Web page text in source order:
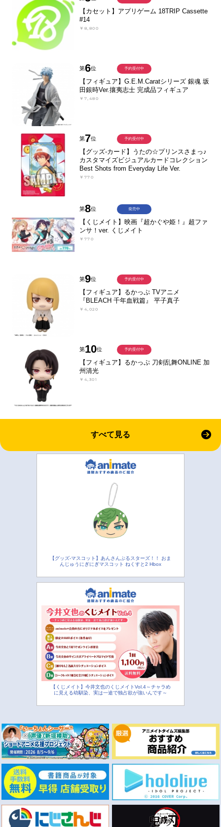
【カセット】アプリゲーム 18TRIP Cassette
#14
￥8,800
第6位
【フィギュア】G.E.M.Caratシリーズ 銀魂 坂
田銀時Ver.攘夷志士 完成品フィギュア
￥7,480
予約受付中
第7位
【グッズ-カード】うたの☆プリンスさまっ♪
カスタマイズビジュアルカードコレクション
Best Shots from Everyday Life Ver.
￥770
予約受付中
第8位
【くじメイト】映画『超かぐや姫！』超ファ
ンサ！ver. くじメイト
￥770
発売中
第9位
【フィギュア】るかっぷ TVアニメ
『BLEACH 千年血戦篇』 平子真子
￥4,020
予約受付中
第10位
【フィギュア】るかっぷ 刀剣乱舞ONLINE 加
州清光
￥4,301
予約受付中
すべて見る
【グッズ-マスコット】あんさんぶるスターズ！！ おま
んじゅうにぎにぎマスコット ねくすと2 Hbox
【くじメイト】今井文也のくじメイトVol.4～チャラめ
に見える幼馴染、実は一途で独占欲が強いんです～